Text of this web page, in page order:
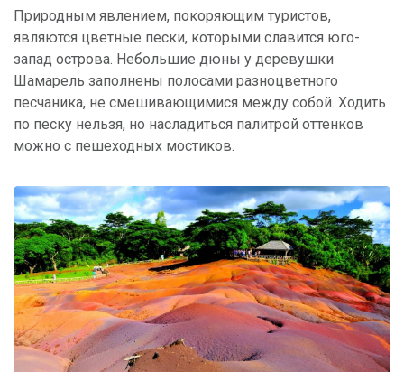
Природным явлением, покоряющим туристов,
являются цветные пески, которыми славится юго-
запад острова. Небольшие дюны у деревушки
Шамарель заполнены полосами разноцветного
песчаника, не смешивающимися между собой. Ходить
по песку нельзя, но насладиться палитрой оттенков
можно с пешеходных мостиков.